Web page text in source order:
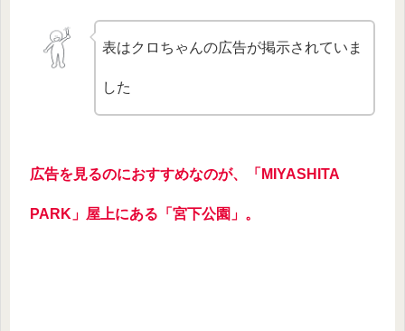
表はクロちゃんの広告が掲示されていま
した
広告を見るのにおすすめなのが、「MIYASHITA
PARK」屋上にある「宮下公園」。